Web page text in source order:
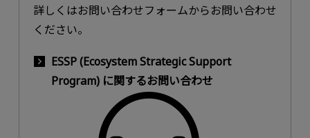
詳しくはお問い合わせフォームからお問い合わせ
ください。
ESSP (Ecosystem Strategic Support
Program) に関するお問い合わせ